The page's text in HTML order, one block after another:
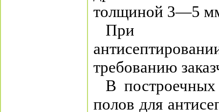
толщиной 3—5
При
требованию
В
полов для